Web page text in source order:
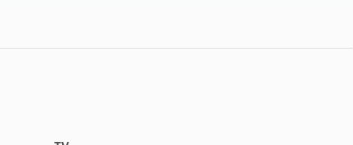
:
de 18 à 39 ans (sauf appartements complets, qui n'ont pas